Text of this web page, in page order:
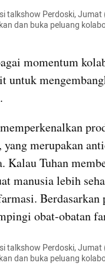
talkshow Perdoski,
dan buka peluang
momentum
merupakan
Kalau Tuhan
manusia lebih
Berdasarkan
obat-obatan
talkshow Perdoski,
dan buka peluang